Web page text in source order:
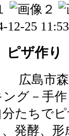
12-25
ザ作り
広島市
グ－手
たちで
発酵、